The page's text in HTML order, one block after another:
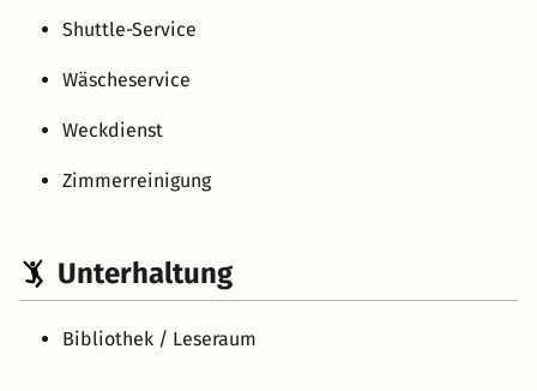
Shuttle-Service
Wäscheservice
Weckdienst
Zimmerreinigung
Unterhaltung
Bibliothek / Leseraum